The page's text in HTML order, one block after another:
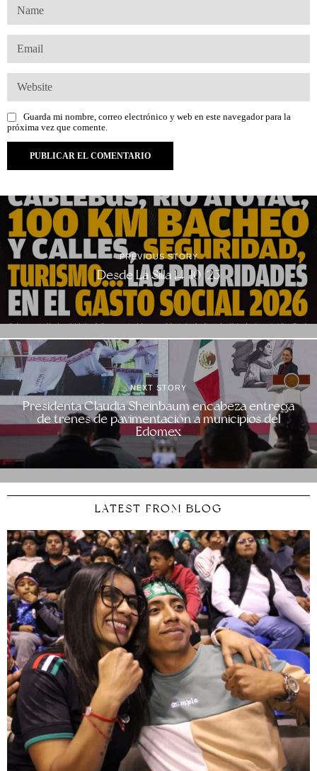
Guarda mi nombre, correo electrónico y web en este navegador para la
próxima vez que comente.
PREVIOUS STORY
Desde La Silla 14/10/25
NEXT STORY
Presidenta Claudia Sheinbaum encabeza entrega
de trenes de pavimentación a municipios del
Edomex
LATEST FROM BLOG